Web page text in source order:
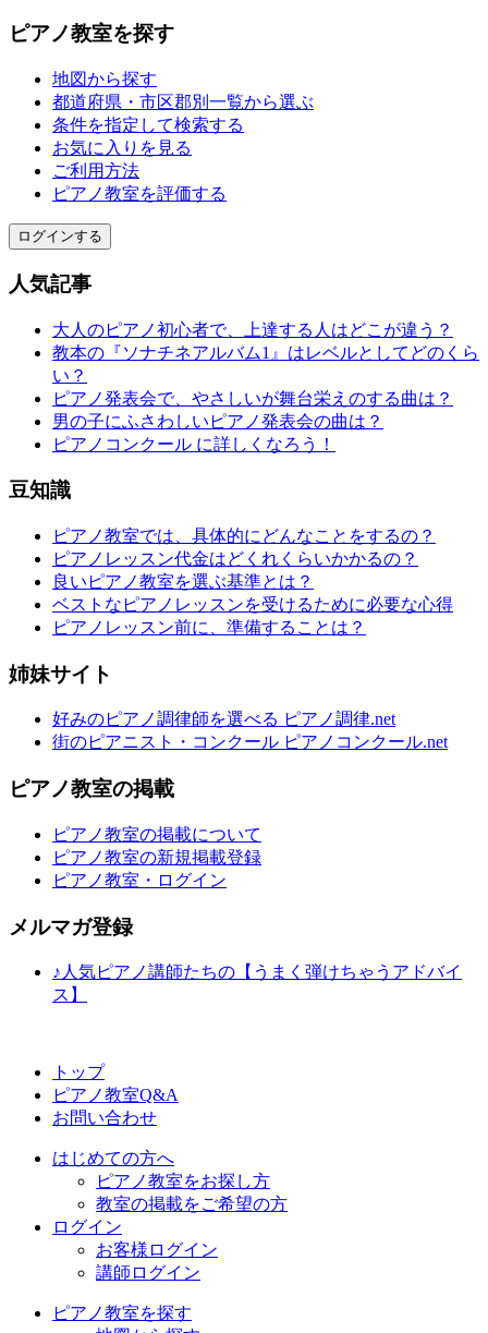
ピアノ教室を探す
地図から探す
都道府県・市区郡別一覧から選ぶ
条件を指定して検索する
お気に入りを見る
ご利用方法
ピアノ教室を評価する
ログインする
人気記事
大人のピアノ初心者で、上達する人はどこが違う？
教本の『ソナチネアルバム1』はレベルとしてどのくら
い？
ピアノ発表会で、やさしいが舞台栄えのする曲は？
男の子にふさわしいピアノ発表会の曲は？
ピアノコンクール に詳しくなろう！
豆知識
ピアノ教室では、具体的にどんなことをするの？
ピアノレッスン代金はどくれくらいかかるの？
良いピアノ教室を選ぶ基準とは？
ベストなピアノレッスンを受けるために必要な心得
ピアノレッスン前に、準備することは？
姉妹サイト
好みのピアノ調律師を選べる ピアノ調律.net
街のピアニスト・コンクール ピアノコンクール.net
ピアノ教室の掲載
ピアノ教室の掲載について
ピアノ教室の新規掲載登録
ピアノ教室・ログイン
メルマガ登録
♪人気ピアノ講師たちの【うまく弾けちゃうアドバイ
ス】
トップ
ピアノ教室Q&A
お問い合わせ
はじめての方へ
ピアノ教室をお探し方
教室の掲載をご希望の方
ログイン
お客様ログイン
講師ログイン
ピアノ教室を探す